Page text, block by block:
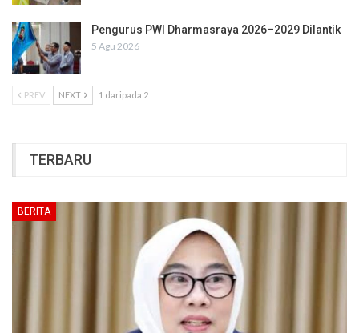
Pengurus PWI Dharmasraya 2026–2029 Dilantik
5 Agu 2026
PREV NEXT 1 daripada 2
TERBARU
BERITA